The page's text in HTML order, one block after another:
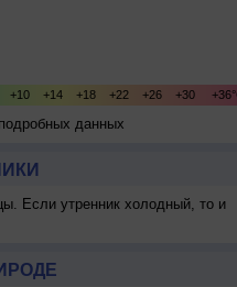
данных
Если утренник холодный, то и